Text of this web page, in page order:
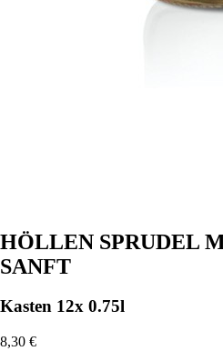
HÖLLEN SPRUDEL
SANFT
Kasten 12x 0.75l
8,30 €